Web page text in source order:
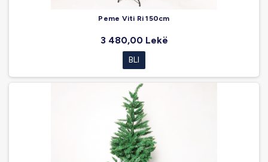
Peme Viti Ri 150cm
3 480,00 Lekë
BLI